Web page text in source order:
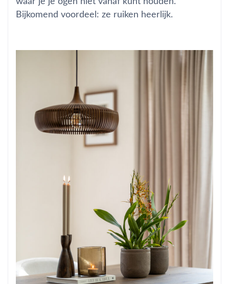
Bijkomend voordeel: ze ruiken heerlijk.